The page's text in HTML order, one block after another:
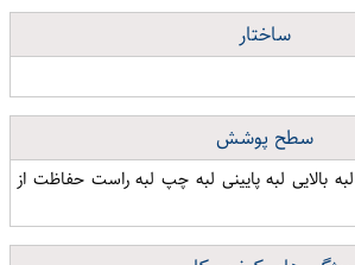
ساختار
سطح پوشش
بالایی لبه پایینی لبه چپ لبه راست حفاظت از